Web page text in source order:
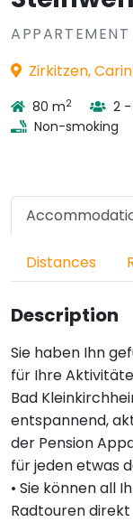
Zirkitzen,
80 m2 2 -
Non-smoking
Distances
Description
Sie haben Ihn
für Ihre
Bad
entspannend,
der Pension
für jeden etwas
• Sie können all
Radtouren